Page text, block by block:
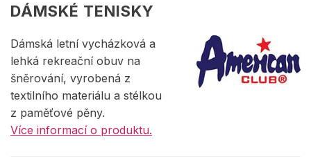
DÁMSKÉ TENISKY
Dámská letní vycházková a
lehká rekreační obuv na
šněrování, vyrobená z
textilního materiálu a stélkou
z paměťové pěny.
Více informací o produktu.